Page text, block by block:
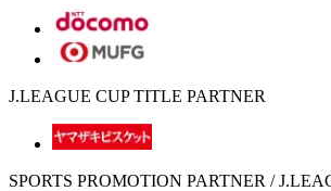
J.LEAGUE CUP TITLE PARTNER
SPORTS PROMOTION PARTNER /